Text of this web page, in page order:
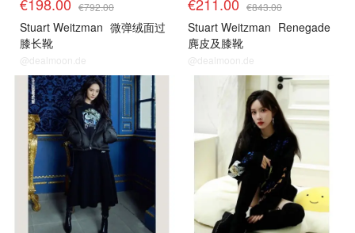
€792.00
Stuart Weitzman 微弹绒面过
膝长靴
@dealmoon.de
€843.00
Stuart Weitzman Renegade
麂皮及膝靴
@dealmoon.de